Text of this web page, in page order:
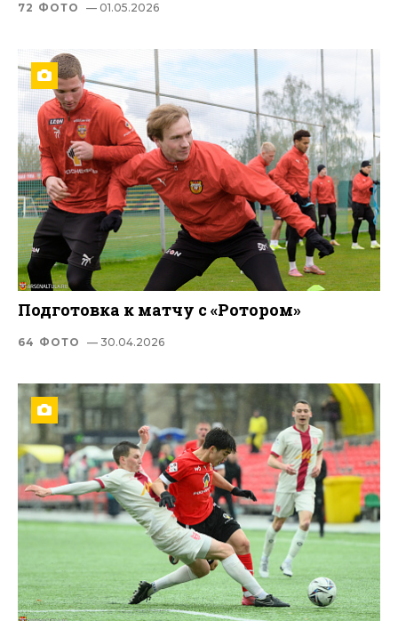
72 ФОТО — 01.05.2026
Подготовка к матчу с «Ротором»
64 ФОТО — 30.04.2026